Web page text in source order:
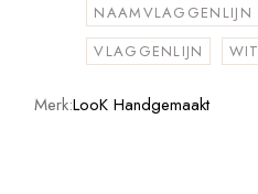
NAAMVLAGGENLIJN
VLAGGENLIJN
WIT
Merk:LooK Handgemaakt